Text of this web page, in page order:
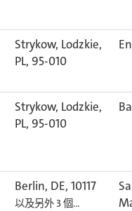
Strykow, Lodzkie,
PL, 95-010
Strykow, Lodzkie,
PL, 95-010
Berlin, DE, 10117
以及另外 3 個…